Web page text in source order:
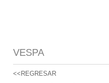
VESPA
<<REGRESAR